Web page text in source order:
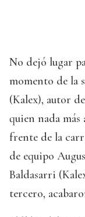
No dejó lugar
momento de la
(Kalex), autor
quien nada más
frente de la
de equipo
Baldasarri
tercero,